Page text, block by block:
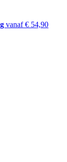
vanaf € 54,90